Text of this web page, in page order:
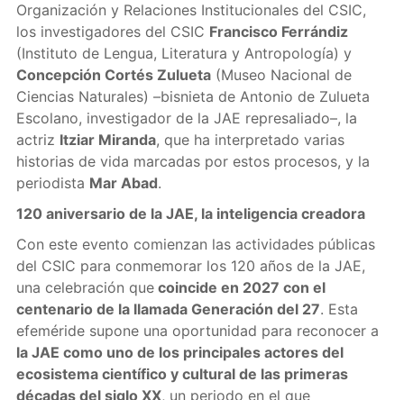
Organización y Relaciones Institucionales del CSIC,
los investigadores del CSIC Francisco Ferrándiz
(Instituto de Lengua, Literatura y Antropología) y
Concepción Cortés Zulueta(Museo Nacional de
Ciencias Naturales) –bisnieta de Antonio de Zulueta
Escolano, investigador de la JAE represaliado–, la
actriz Itziar Miranda, que ha interpretado varias
historias de vida marcadas por estos procesos, y la
periodista Mar Abad.
120 aniversario de la JAE, la inteligencia creadora
Con este evento comienzan las actividades públicas
del CSIC para conmemorar los 120 años de la JAE,
una celebración quecoincide en 2027 con el
centenario de la llamada Generación del 27. Esta
efeméride supone una oportunidad para reconocer a
la JAE como uno de los principales actores del
ecosistema científico y cultural de las primeras
décadas del siglo XX, un periodo en el que